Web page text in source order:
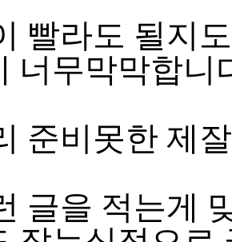
빨라도 될지
너무막막합니
준비못한 제
글을 적는게